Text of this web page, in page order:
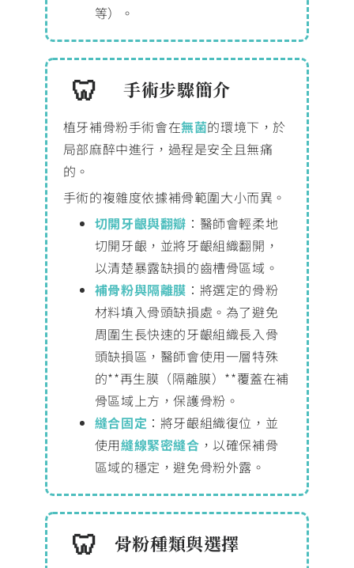
等）。
手術步驟簡介
植牙補骨粉手術會在無菌的環境下，於
局部麻醉中進行，過程是安全且無痛
的。
手術的複雜度依據補骨範圍大小而異。
切開牙齦與翻瓣 ：醫師會輕柔地
切開牙齦，並將牙齦組織翻開，
以清楚暴露缺損的齒槽骨區域。
補骨粉與隔離膜 ：將選定的骨粉
材料填入骨頭缺損處。為了避免
周圍生長快速的牙齦組織長入骨
頭缺損區，醫師會使用一層特殊
的**再生膜（隔離膜）**覆蓋在補
骨區域上方，保護骨粉。
縫合固定 ：將牙齦組織復位，並
使用縫線緊密縫合 ，以確保補骨
區域的穩定，避免骨粉外露。
骨粉種類與選擇